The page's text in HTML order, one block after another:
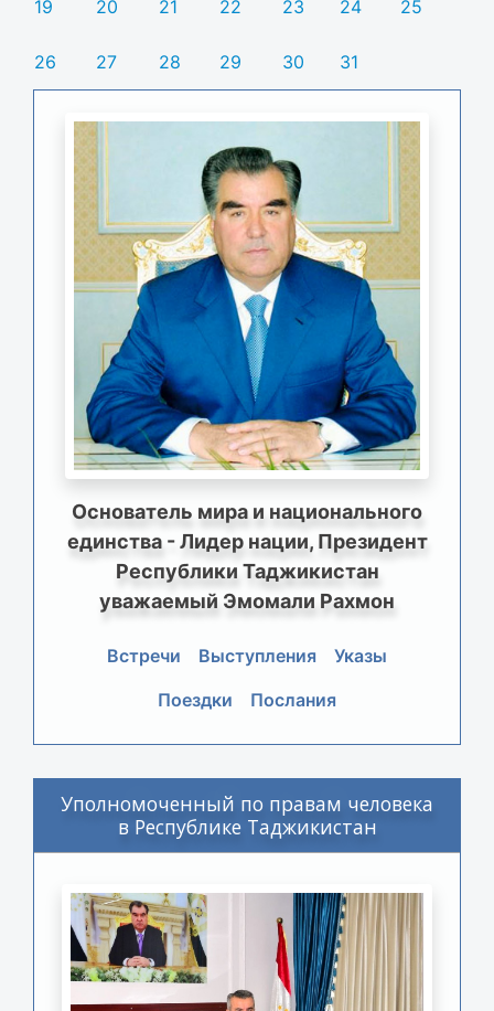
19 20 21 22 23 24 25
26 27 28 29 30 31
Основатель мира и национального
единства - Лидер нации, Президент
Республики Таджикистан
уважаемый Эмомали Рахмон
Встречи Выступления
Указы
Поездки
Послания
Уполномоченный по правам человека
в Республике Таджикистан